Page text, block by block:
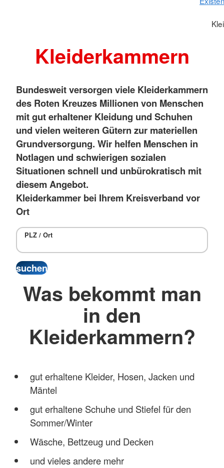
Kleiderkammern
Bundesweit versorgen viele Kleiderkammern
des Roten Kreuzes Millionen von Menschen
mit gut erhaltener Kleidung und Schuhen
und vielen weiteren Gütern zur materiellen
Grundversorgung. Wir helfen Menschen in
Notlagen und schwierigen sozialen
Situationen schnell und unbürokratisch mit
diesem Angebot.
Kleiderkammer bei Ihrem Kreisverband vor
Ort
PLZ / Ort
Was bekommt man
in den
Kleiderkammern?
gut erhaltene Kleider, Hosen, Jacken und
Mäntel
gut erhaltene Schuhe und Stiefel für den
Sommer/Winter
Wäsche, Bettzeug und Decken
und vieles andere mehr